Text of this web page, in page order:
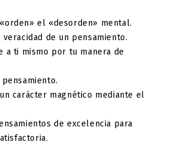
el «desorden» mental.
de un pensamiento.
a ti mismo por tu manera de
carácter magnético mediante el
de excelencia para